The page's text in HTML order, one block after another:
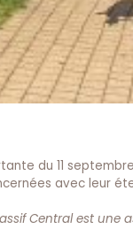
du 11
avec leur
Central est